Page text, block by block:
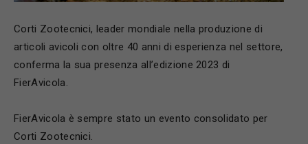
Corti Zootecnici, leader mondiale nella produzione di
articoli avicoli con oltre 40 anni di esperienza nel settore,
conferma la sua presenza all’edizione 2023 di
FierAvicola.
FierAvicola è sempre stato un evento consolidato per
Corti Zootecnici.